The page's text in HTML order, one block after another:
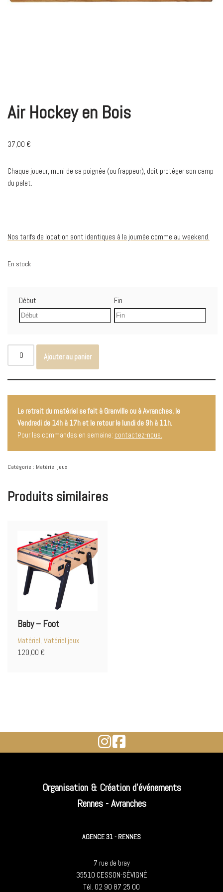
Air Hockey en Bois
37,00 €
Chaque joueur, muni de sa poignée (ou frappeur), doit protéger son camp
du palet.
Nos tarifs de location sont identiques à la journée comme au weekend.
En stock
Début Fin
Ajouter au panier
Le retrait du matériel se fait à Granville ou à Avranches, le
Vendredi de 14h à 17h et le retour le lundi de 9h à 11h.
Pour les commandes en semaine: contactez-nous.
Catégorie : Matériel jeux
Produits similaires
Baby – Foot
Matériel, Matériel jeux
120,00 €
Organisation & Création d'événements
Rennes - Avranches
AGENCE 31 - RENNES
7 rue de bray
35510 CESSON-SÉVIGNÉ
Tél. 02 90 87 25 00